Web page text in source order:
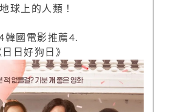
球上的人類！
韓國電影推薦4.
日日好狗日》